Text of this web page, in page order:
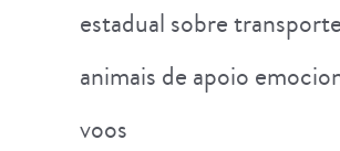
estadual sobre
animais de apoio
voos